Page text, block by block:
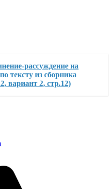
рассуждение на
тексту из сборника
вариант 2, стр.12)